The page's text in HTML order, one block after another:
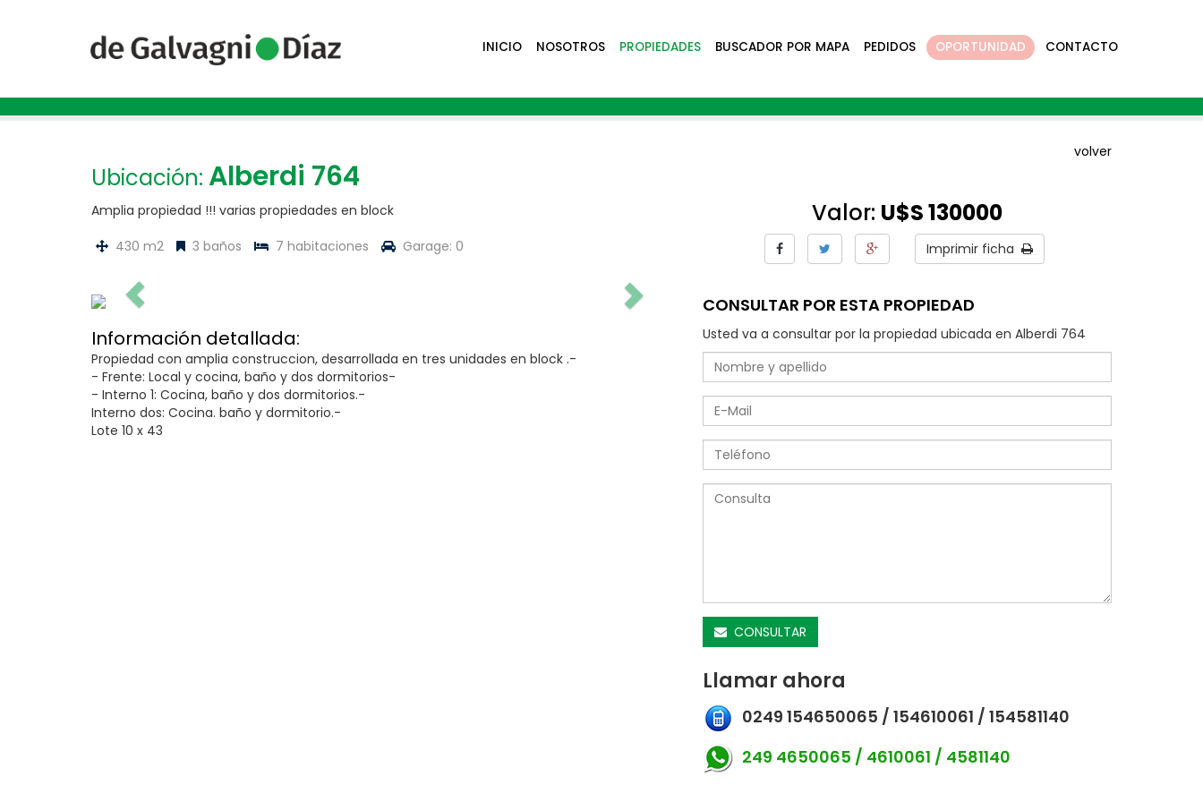
INICIO NOSOTROS PROPIEDADES BUSCADOR POR MAPA PEDIDOS OPORTUNIDAD CONTACTO
volver
Ubicación: Alberdi 764
Amplia propiedad !!! varias propiedades en block
430 m2
3 baños 7 habitaciones Garage: 0
Valor: U$S 130000
Imprimir ficha
Información detallada:
Propiedad con amplia construccion, desarrollada en tres unidades en block .-
- Frente: Local y cocina, baño y dos dormitorios-
- Interno 1: Cocina, baño y dos dormitorios.-
Interno dos: Cocina. baño y dormitorio.-
Lote 10 x 43
CONSULTAR POR ESTA PROPIEDAD
Usted va a consultar por la propiedad ubicada en Alberdi 764
CONSULTAR
Llamar ahora
0249 154650065 / 154610061 / 154581140
249 4650065 / 4610061 / 4581140